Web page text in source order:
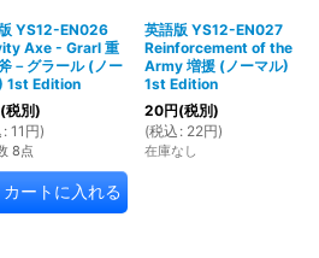
YS12-EN026
Axe - Grarl 重
－グラール (ノー
1st Edition
(税別)
: 11 円)
8点
カートに入れる
英語版 YS12-EN027
Reinforcement of the
Army 増援 (ノーマル)
1st Edition
20円(税別)
(税込 : 22円)
在庫なし